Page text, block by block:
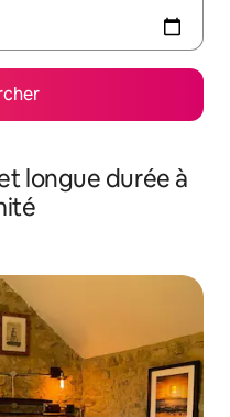
longue durée à
appréciés